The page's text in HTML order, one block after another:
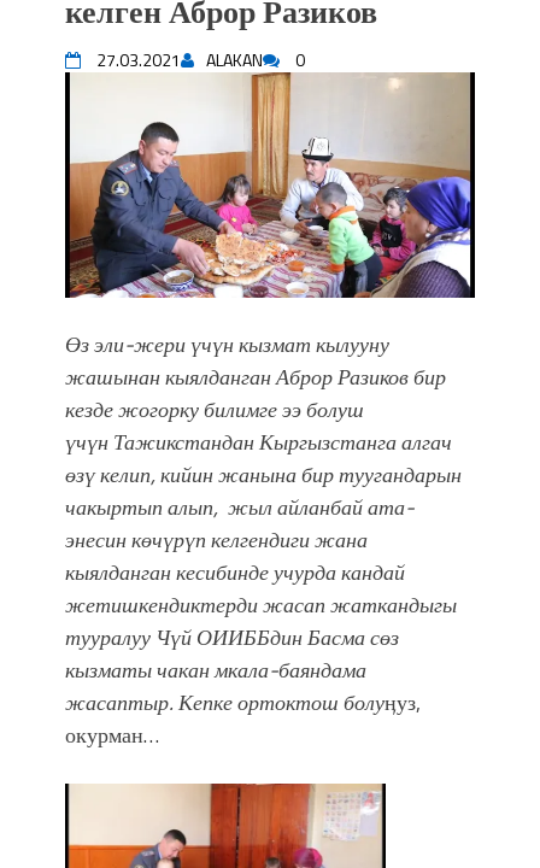
впечатляющим шоу музыкальных
фонтанов в Royal Central Park
Аида САЛЯНОВА: "Кыргыз шахмат
союзунун президенти болуп
шайланышым сыймык жана чоң
жоопкерчилик!"
Садыр ЖАПАРОВ: “Айтматовдой
адабият алпы чыгыш үчүн, улуу көч
уланышы үчүн журнал сөзсүз керек!”
“Китепкана түнγ-2026”: Психолог
жолугушууга келиңиз! (Дарек. Видео)
Латын арибиндеги “Чабуул”... “Ала-
Тоо” журналынын тарыхы жана
редакторлору... (Тизме. Видео)
“КАРА КЕМПИР”: ҮМҮТТҮН
ТҮБӨЛҮК СИМВОЛУ
Кыргызстандагы эң ири музыкалуу
фонтанды көрүү үчүн Royal Central
Park'ка 30 миң адам чогулду
келген Аброр Разиков
27.03.2021 ALAKAN 0
Өз эли-жери үчүн кызмат кылууну
жашынан кыялданган Аброр Разиков бир
кезде жогорку билимге ээ болуш
үчүнТажикстандан Кыргызстангаалгач
өзү келип, кийин жанына бир туугандарын
чакыртып алып, жыл айланбай ата-
энесин көчүрүп келгендиги жана
кыялданган кесибиндеучурдакандай
жетишкендиктерди жасап жаткандыгы
тууралуу Чүй ОИИББдин Басма сөз
кызматы чакан мкала-баяндама
жасаптыр. Кепке ортоктош болуӊуз,
окурман…